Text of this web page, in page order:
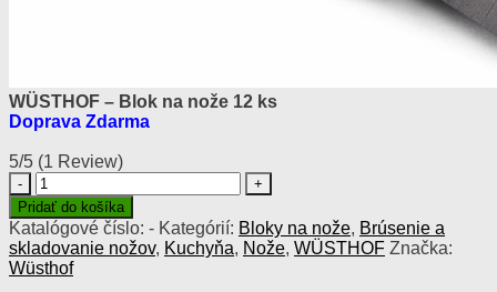
WÜSTHOF – Blok na nože 12 ks
Doprava Zdarma
5/5 (1 Review)
množstvo
WÜSTHOF
–
Blok
na
nože
Pridať do košíka
Katalógové číslo: - Kategórií: Bloky na nože, Brúsenie a
skladovanie nožov, Kuchyňa, Nože, WÜSTHOF Značka:
Wüsthof